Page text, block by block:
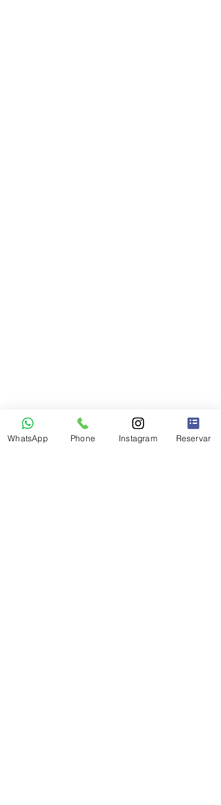
WhatsApp Phone Instagram Reservar